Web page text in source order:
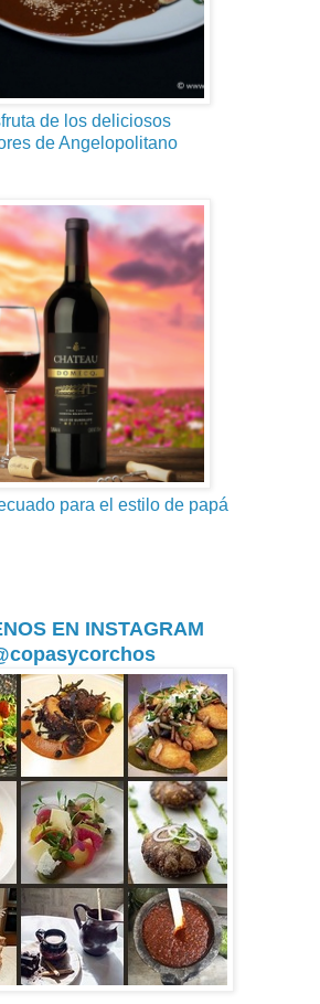
de los deliciosos
de Angelopolitano
para el estilo de papá
EN INSTAGRAM